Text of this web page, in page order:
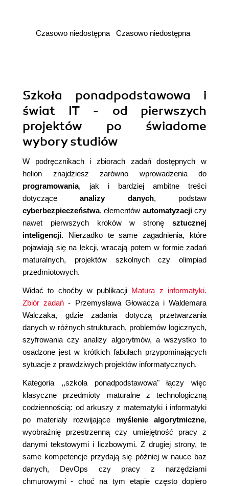
Część 3
Czasowo niedostępna
Część 2
Czasowo niedostępna
Szkoła ponadpodstawowa i
świat IT - od pierwszych
projektów po świadome
wybory studiów
W podręcznikach i zbiorach zadań dostępnych w
helion znajdziesz zarówno wprowadzenia do
programowania, jak i bardziej ambitne treści
dotycząceanalizy danych, podstaw
cyberbezpieczeństwa, elementów automatyzacjiczy
nawet pierwszych kroków w stronę sztucznej
inteligencji. Nierzadko te same zagadnienia, które
pojawiają się na lekcji, wracają potem w formie zadań
maturalnych, projektów szkolnych czy olimpiad
przedmiotowych.
Widać to choćby w publikacji Matura z informatyki.
Zbiór zadań - Przemysława Głowacza i Waldemara
Walczaka, gdzie zadania dotyczą przetwarzania
danych w różnych strukturach, problemów logicznych,
szyfrowania czy analizy algorytmów, a wszystko to
osadzone jest w krótkich fabułach przypominających
sytuacje z prawdziwych projektów informatycznych.
Kategoria ,,szkoła ponadpodstawowa" łączy więc
klasyczne przedmioty maturalne z technologiczną
codziennością: od arkuszy z matematyki i informatyki
po materiały rozwijające myślenie algorytmiczne,
wyobraźnię przestrzenną czy umiejętność pracy z
danymi tekstowymi i liczbowymi. Z drugiej strony, te
same kompetencje przydają się później w nauce baz
danych, DevOps czy pracy z narzędziami
chmurowymi - choć na tym etapie często dopiero